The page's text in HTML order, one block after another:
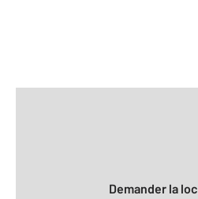
Demander la